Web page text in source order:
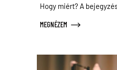
Hogy miért? A
MEGNÉZEM